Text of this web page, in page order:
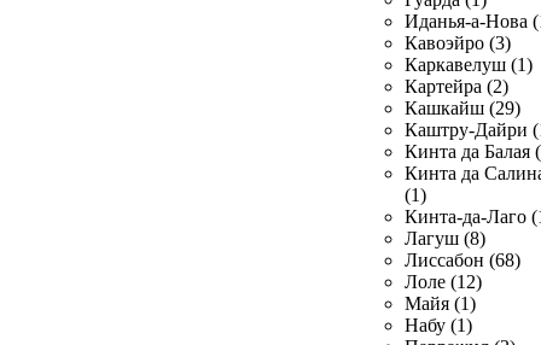
Иданья-а-Нова
Кавоэйро (3)
Каркавелуш (1)
Картейра (2)
Кашкайш (29)
Каштру-Дайри
Кинта да Балая
Кинта да
(1)
Кинта-да-Лаго
Лагуш (8)
Лиссабон (68)
Лоле (12)
Майя (1)
Набу (1)